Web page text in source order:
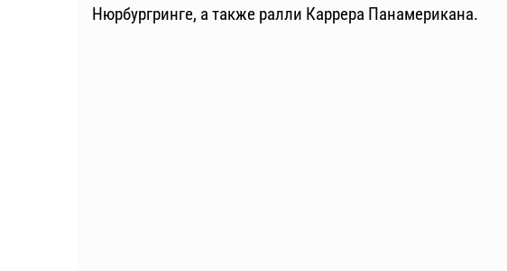
Нюрбургринге, а также ралли Каррера Панамерикана.